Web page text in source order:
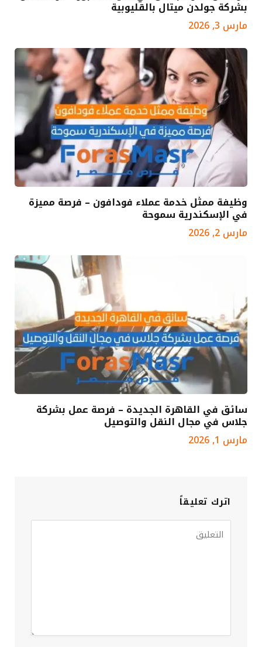
بشركة جولدن ميتال بالقليوبية
مارس 3, 2026
وظيفة ممثل خدمة عملاء فودافون – فرصة مميزة
في الإسكندرية سموحة
مارس 2, 2026
سائق في القاهرة الجديدة – فرصة عمل بشركة
جلاس في مجال النقل والتوصيل
مارس 1, 2026
اترك تعليقاً